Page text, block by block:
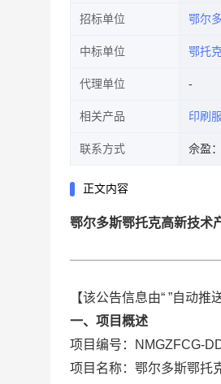
招标单位 鄂尔
中标单位 鄂托
代理单位
相关产品 印刷
联系方式 佘盈
正文内容
鄂尔多斯鄂托克高新技术
【该公告信息由“ ”自动
一、项目概述
项目编号：NMGZFCG-
项目名称：鄂尔多斯鄂托